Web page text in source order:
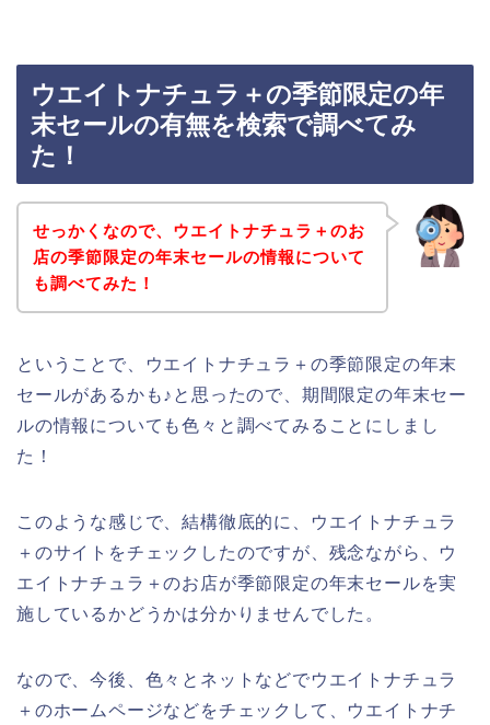
ウエイトナチュラ＋の季節限定の年
末セールの有無を検索で調べてみ
た！
せっかくなので、ウエイトナチュラ＋のお
店の季節限定の年末セールの情報について
も調べてみた！
ということで、ウエイトナチュラ＋の季節限定の年末
セールがあるかも♪と思ったので、期間限定の年末セー
ルの情報についても色々と調べてみることにしまし
た！
このような感じで、結構徹底的に、ウエイトナチュラ
＋のサイトをチェックしたのですが、残念ながら、ウ
エイトナチュラ＋のお店が季節限定の年末セールを実
施しているかどうかは分かりませんでした。
なので、今後、色々とネットなどでウエイトナチュラ
＋のホームページなどをチェックして、ウエイトナチ